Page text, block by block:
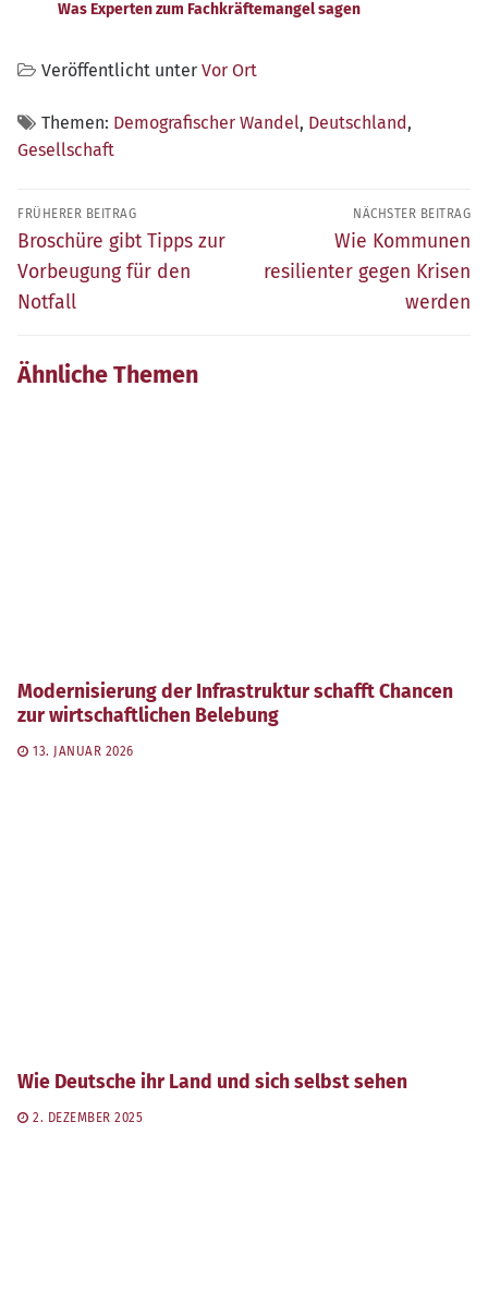
Was Experten zum Fachkräftemangel sagen
Veröffentlicht unter Vor Ort
Themen: Demografischer Wandel, Deutschland,
Gesellschaft
Beitragsnavigation
FRÜHERER BEITRAG
Früherer
Beitrag:
Broschüre gibt Tipps zur
Vorbeugung für den
Notfall
NÄCHSTER BEITRAG
Nächster
Beitrag:
Wie Kommunen
resilienter gegen Krisen
werden
Ähnliche Themen
Modernisierung der Infrastruktur schafft Chancen
zur wirtschaftlichen Belebung
13. JANUAR 2026
Wie Deutsche ihr Land und sich selbst sehen
2. DEZEMBER 2025